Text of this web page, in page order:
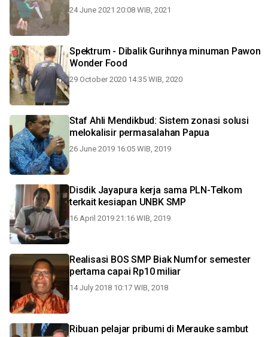
24 June 2021 20:08 WIB, 2021
Spektrum - Dibalik Gurihnya minuman Pawon
Wonder Food
29 October 2020 14:35 WIB, 2020
Staf Ahli Mendikbud: Sistem zonasi solusi
melokalisir permasalahan Papua
26 June 2019 16:05 WIB, 2019
Disdik Jayapura kerja sama PLN-Telkom
terkait kesiapan UNBK SMP
16 April 2019 21:16 WIB, 2019
Realisasi BOS SMP Biak Numfor semester
pertama capai Rp10 miliar
14 July 2018 10:17 WIB, 2018
Ribuan pelajar pribumi di Merauke sambut